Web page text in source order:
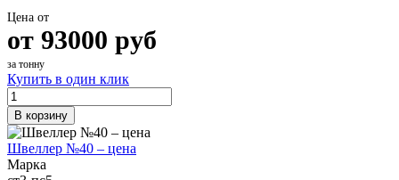
Цена от
от 93000 руб
за тонну
Купить в один клик
В корзину
Швеллер №40 – цена
Марка